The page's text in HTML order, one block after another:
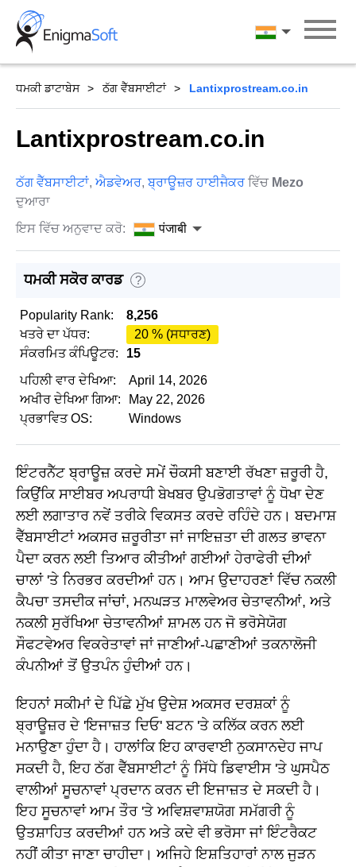
Skip
content
पंजाबी
ਧਮਕੀ ਡਾਟਾਬੇਸ ਠੱਗ ਵੈੱਬਸਾਈਟਾਂ Lantixprostream.co.in
Lantixprostream.co.in
ਠੱਗ ਵੈੱਬਸਾਈਟਾਂ, ਐਡਵੇਅਰ,ਬ੍ਰਾਊਜ਼ਰ ਹਾਈਜੈਕਰ ਵਿੱਚ Mezo
ਦੁਆਰਾ
ਇਸ ਵਿੱਚ ਅਨੁਵਾਦ ਕਰੋ:
पंजाबी
ਧਮਕੀ ਸਕੋਰ ਕਾਰਡ ?
Popularity Rank:
8,256
ਖਤਰੇ ਦਾ ਪੱਧਰ:
20 % (ਸਧਾਰਣ)
ਸੰਕਰਮਿਤ ਕੰਪਿਊਟਰ:
15
ਪਹਿਲੀ ਵਾਰ ਦੇਖਿਆ:
April 14, 2026
ਅਖੀਰ ਦੇਖਿਆ ਗਿਆ:
May 22, 2026
ਪ੍ਰਭਾਵਿਤ OS:
Windows
ਇੰਟਰਨੈੱਟ ਬ੍ਰਾਊਜ਼ ਕਰਦੇ ਸਮੇਂ ਚੌਕਸੀ ਬਣਾਈ ਰੱਖਣਾ ਜ਼ਰੂਰੀ ਹੈ,
ਕਿਉਂਕਿ ਸਾਈਬਰ ਅਪਰਾਧੀ ਬੇਖਬਰ ਉਪਭੋਗਤਾਵਾਂ ਨੂੰ ਧੋਖਾ ਦੇਣ
ਲਈ ਲਗਾਤਾਰ ਨਵੇਂ ਤਰੀਕੇ ਵਿਕਸਤ ਕਰਦੇ ਰਹਿੰਦੇ ਹਨ। ਬਦਮਾਸ਼
ਵੈੱਬਸਾਈਟਾਂ ਅਕਸਰ ਜ਼ਰੂਰੀਤਾ ਜਾਂ ਜਾਇਜ਼ਤਾ ਦੀ ਗਲਤ ਭਾਵਨਾ
ਪੈਦਾ ਕਰਨ ਲਈ ਤਿਆਰ ਕੀਤੀਆਂ ਗਈਆਂ ਹੇਰਾਫੇਰੀ ਦੀਆਂ
ਚਾਲਾਂ 'ਤੇ ਨਿਰਭਰ ਕਰਦੀਆਂ ਹਨ। ਆਮ ਉਦਾਹਰਣਾਂ ਵਿੱਚ ਨਕਲੀ
ਕੈਪਚਾ ਤਸਦੀਕ ਜਾਂਚਾਂ, ਮਨਘੜਤ ਮਾਲਵੇਅਰ ਚੇਤਾਵਨੀਆਂ, ਅਤੇ
ਨਕਲੀ ਸੁਰੱਖਿਆ ਚੇਤਾਵਨੀਆਂ ਸ਼ਾਮਲ ਹਨ ਜੋ ਭਰੋਸੇਯੋਗ
ਸੌਫਟਵੇਅਰ ਵਿਕਰੇਤਾਵਾਂ ਜਾਂ ਜਾਣੀਆਂ-ਪਛਾਣੀਆਂ ਤਕਨਾਲੋਜੀ
ਕੰਪਨੀਆਂ ਤੋਂ ਉਤਪੰਨ ਹੁੰਦੀਆਂ ਹਨ।
ਇਹਨਾਂ ਸਕੀਮਾਂ ਦੇ ਪਿੱਛੇ ਮੁੱਖ ਉਦੇਸ਼ ਅਕਸਰ ਦਰਸ਼ਕਾਂ ਨੂੰ
ਬ੍ਰਾਊਜ਼ਰ ਦੇ 'ਇਜਾਜ਼ਤ ਦਿਓ' ਬਟਨ 'ਤੇ ਕਲਿੱਕ ਕਰਨ ਲਈ
ਮਨਾਉਣਾ ਹੁੰਦਾ ਹੈ। ਹਾਲਾਂਕਿ ਇਹ ਕਾਰਵਾਈ ਨੁਕਸਾਨਦੇਹ ਜਾਪ
ਸਕਦੀ ਹੈ, ਇਹ ਠੱਗ ਵੈੱਬਸਾਈਟਾਂ ਨੂੰ ਸਿੱਧੇ ਡਿਵਾਈਸ 'ਤੇ ਘੁਸਪੈਠ
ਵਾਲੀਆਂ ਸੂਚਨਾਵਾਂ ਪ੍ਰਦਾਨ ਕਰਨ ਦੀ ਇਜਾਜ਼ਤ ਦੇ ਸਕਦੀ ਹੈ।
ਇਹ ਸੂਚਨਾਵਾਂ ਆਮ ਤੌਰ 'ਤੇ ਅਵਿਸ਼ਵਾਸ਼ਯੋਗ ਸਮੱਗਰੀ ਨੂੰ
ਉਤਸ਼ਾਹਿਤ ਕਰਦੀਆਂ ਹਨ ਅਤੇ ਕਦੇ ਵੀ ਭਰੋਸਾ ਜਾਂ ਇੰਟਰੈਕਟ
ਨਹੀਂ ਕੀਤਾ ਜਾਣਾ ਚਾਹੀਦਾ। ਅਜਿਹੇ ਇਸ਼ਤਿਹਾਰਾਂ ਨਾਲ ਜੁੜਨ